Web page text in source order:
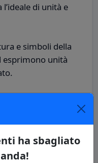
ha sbagliato
di unità e
e simboli della
esprimono unità